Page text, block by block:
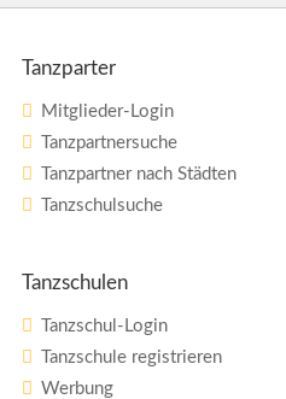
Tanzparter
Mitglieder-Login
Tanzpartnersuche
Tanzpartner nach Städten
Tanzschulsuche
Tanzschulen
Tanzschul-Login
Tanzschule registrieren
Werbung